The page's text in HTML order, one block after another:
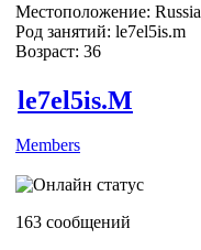
Местоположение: Russia
Род занятий: le7el5is.m
Возраст: 36
le7el5is.M
Members
163 сообщений